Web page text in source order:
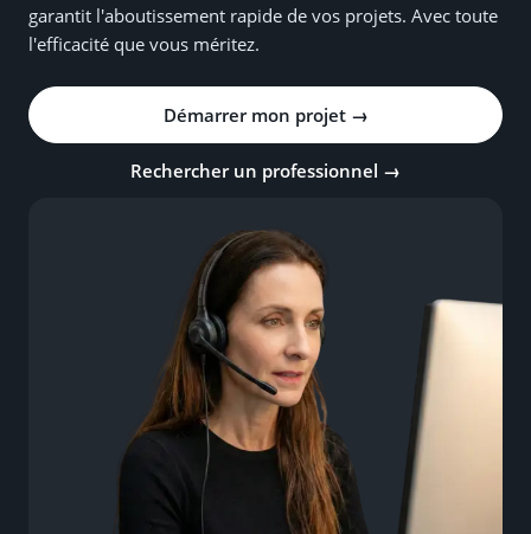
garantit l'aboutissement rapide de vos projets. Avec toute
l'efficacité que vous méritez.
Démarrer mon projet →
Rechercher un professionnel →